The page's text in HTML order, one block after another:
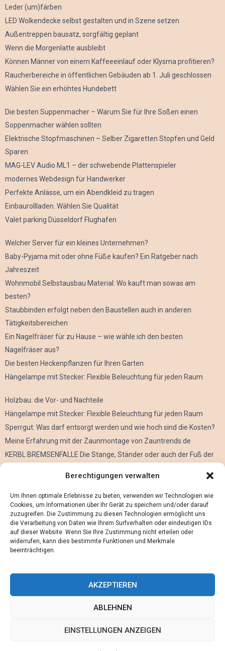
Berechtigungen verwalten
Um Ihnen optimale Erlebnisse zu bieten, verwenden wir Technologien wie
Cookies, um Informationen über Ihr Gerät zu speichern und/oder darauf
zuzugreifen. Die Zustimmung zu diesen Technologien ermöglicht uns
die Verarbeitung von Daten wie Ihrem Surfverhalten oder eindeutigen IDs
auf dieser Website. Wenn Sie Ihre Zustimmung nicht erteilen oder
widerrufen, kann dies bestimmte Funktionen und Merkmale
beeinträchtigen.
AKZEPTIEREN
ABLEHNEN
EINSTELLUNGEN ANZEIGEN
Leder (um)färben
LED Wolkendecke selbst gestalten und in Szene setzen
Außentreppen bausatz, sorgfältig geplant
Wenn die Morgenlatte ausbleibt
Können Männer von einem Kaffeeeinlauf oder Klysma profitieren?
Raucherbereiche in öffentlichen Gebäuden ab 1. Juli geschlossen
Wählen Sie ein erhöhtes Hundebett
Die besten Suppenmacher – Warum Sie für Ihre Soßen einen
Soppenmacher wählen sollten
Elektrische Stopfmaschinen – Selber Zigaretten Stopfen und Geld
Sparen
MAG-LEV Audio ML1 – der schwebende Plattenspieler
modernes Webdesign für Handwerker
Perfekte Anlässe, um ein Abendkleid zu tragen
Einbaurollladen. Wählen Sie Qualität
Valet parking Düsseldorf Flughafen
Welcher Server für ein kleines Unternehmen?
Baby-Pyjama mit oder ohne Füße kaufen? Ein Ratgeber nach
Jahreszeit
Wohnmobil Selbstausbau Material: Wo kauft man sowas am
besten?
Staubbinden erfolgt neben den Baustellen auch in anderen
Tätigkeitsbereichen
Ein Nagelfräser für zu Hause – wie wähle ich den besten
Nagelfräser aus?
Die besten Heckenpflanzen für Ihren Garten
Hängelampe mit Stecker: Flexible Beleuchtung für jeden Raum
Holzbau: die Vor- und Nachteile
Hängelampe mit Stecker: Flexible Beleuchtung für jeden Raum
Sperrgut: Was darf entsorgt werden und wie hoch sind die Kosten?
Meine Erfahrung mit der Zaunmontage von Zauntrends.de
KERBL BREMSENFALLE Die Stange, Ständer oder auch der Fuß der
Alles über Metall Schleifen